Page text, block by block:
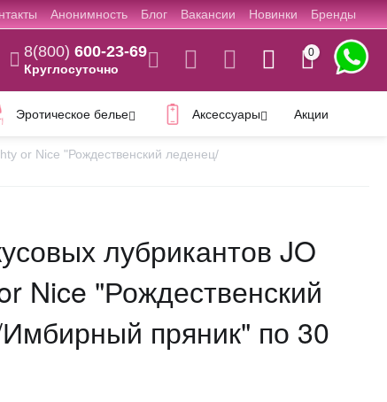
Анонимность Блог Вакансии Новинки Бренды
8(800) 600-23-69
Круглосуточно
0
Эротическое белье Аксессуары Акции
or Nice "Рождественский леденец/
лубрикантов JO
Nice "Рождественский
пряник" по 30